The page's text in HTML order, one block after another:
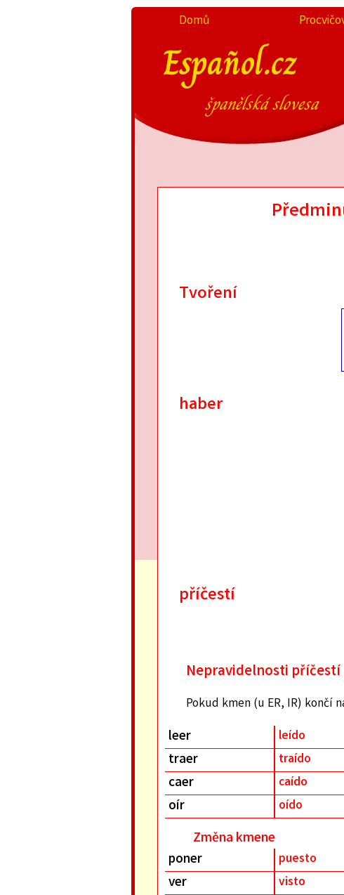
Domů
Español.cz
španělská slovesa
Tvoření
haber
příčestí
Nepravidelnosti příčestí
Pokud kmen (u ER, IR) končí
leer leído
traer traído
caer caído
oír oído
Změna kmene
poner
puesto
ver visto